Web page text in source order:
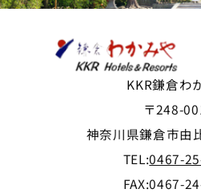
KKR鎌倉わ
〒248-
神奈川県鎌倉市由
TEL:0467-
FAX:0467-